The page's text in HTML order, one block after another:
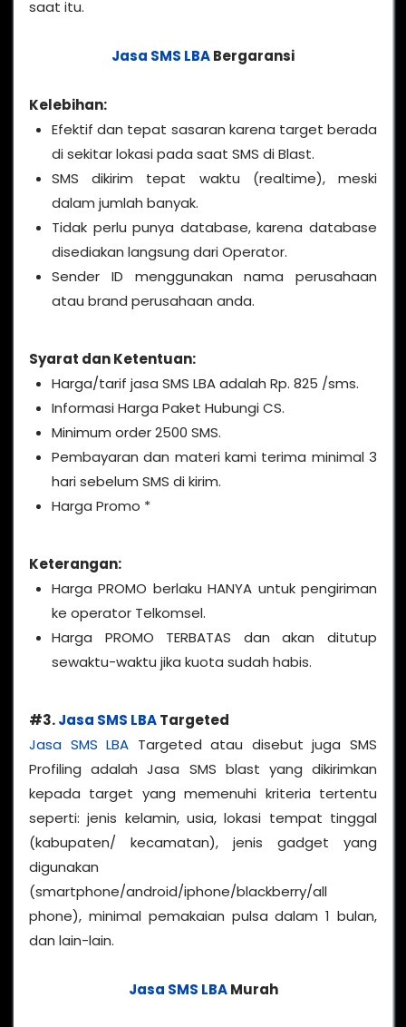
saat itu.
Jasa SMS LBABergaransi
Kelebihan:
Efektif dan tepat sasaran karena target berada
di sekitar lokasi pada saat SMS di Blast.
SMS dikirim tepat waktu (realtime), meski
dalam jumlah banyak.
Tidak perlu punya database, karena database
disediakan langsung dari Operator.
Sender ID menggunakan nama perusahaan
atau brand perusahaan anda.
Syarat dan Ketentuan:
Harga/tarif jasa SMS LBA adalah Rp. 825 /sms.
Informasi Harga Paket Hubungi CS.
Minimum order 2500 SMS.
Pembayaran dan materi kami terima minimal 3
hari sebelum SMS di kirim.
Harga Promo *
Keterangan:
Harga PROMO berlaku HANYA untuk pengiriman
ke operator Telkomsel.
Harga PROMO TERBATAS dan akan ditutup
sewaktu-waktu jika kuota sudah habis.
#3.Jasa SMS LBATargeted
Jasa SMS LBA Targeted atau disebut juga SMS
Profiling adalah Jasa SMS blast yang dikirimkan
kepada target yang memenuhi kriteria tertentu
seperti: jenis kelamin, usia, lokasi tempat tinggal
(kabupaten/ kecamatan), jenis gadget yang
digunakan
(smartphone/android/iphone/blackberry/all
phone), minimal pemakaian pulsa dalam 1 bulan,
dan lain-lain.
Jasa SMS LBAMurah